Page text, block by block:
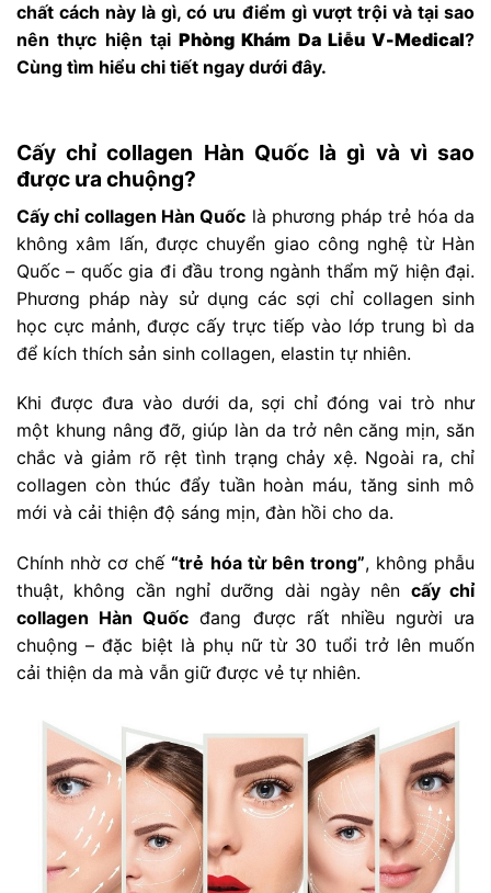
chất cách này là gì, có ưu điểm gì vượt trội và tại sao
nên thực hiện tại Phòng Khám Da Liễu V-Medical?
Cùng tìm hiểu chi tiết ngay dưới đây.
Cấy chỉ collagen Hàn Quốc là gì và vì sao
được ưa chuộng?
Cấy chỉ collagen Hàn Quốc là phương pháp trẻ hóa da
không xâm lấn, được chuyển giao công nghệ từ Hàn
Quốc – quốc gia đi đầu trong ngành thẩm mỹ hiện đại.
Phương pháp này sử dụng các sợi chỉ collagen sinh
học cực mảnh, được cấy trực tiếp vào lớp trung bì da
để kích thích sản sinh collagen, elastin tự nhiên.
Khi được đưa vào dưới da, sợi chỉ đóng vai trò như
một khung nâng đỡ, giúp làn da trở nên căng mịn, săn
chắc và giảm rõ rệt tình trạng chảy xệ. Ngoài ra, chỉ
collagen còn thúc đẩy tuần hoàn máu, tăng sinh mô
mới và cải thiện độ sáng mịn, đàn hồi cho da.
Chính nhờ cơ chế“trẻ hóa từ bên trong”, không phẫu
thuật, không cần nghỉ dưỡng dài ngày nên cấy chỉ
collagen Hàn Quốc đang được rất nhiều người ưa
chuộng – đặc biệt là phụ nữ từ 30 tuổi trở lên muốn
cải thiện da mà vẫn giữ được vẻ tự nhiên.